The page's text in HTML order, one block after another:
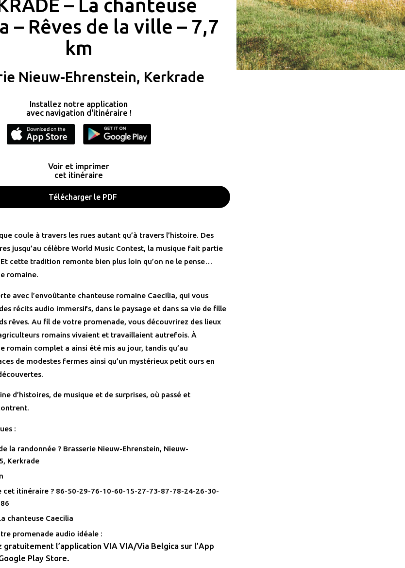
– La chanteuse
– Rêves de la ville – 7,7
km
Nieuw-Ehrenstein, Kerkrade
Installez notre application
avec navigation d'itinéraire !
Voir et imprimer
cet itinéraire
Télécharger le PDF
coule à travers les rues autant qu’à travers l’histoire. Des
jusqu’au célèbre World Music Contest, la musique fait partie
Et cette tradition remonte bien plus loin qu’on ne le pense…
romaine.
avec l’envoûtante chanteuse romaine Caecilia, qui vous
récits audio immersifs, dans le paysage et dans sa vie de fille
rêves. Au fil de votre promenade, vous découvrirez des lieux
romains vivaient et travaillaient autrefois. À
romain complet a ainsi été mis au jour, tandis qu’au
de modestes fermes ainsi qu’un mystérieux petit ours en
d’histoires, de musique et de surprises, où passé et
:
la randonnée ? Brasserie Nieuw-Ehrenstein, Nieuw-
Kerkrade
cet itinéraire ? 86-50-29-76-10-60-15-27-73-87-78-24-26-30-
chanteuse Caecilia
promenade audio idéale :
gratuitement l’application VIA VIA/Via Belgica sur l’App
Play Store.